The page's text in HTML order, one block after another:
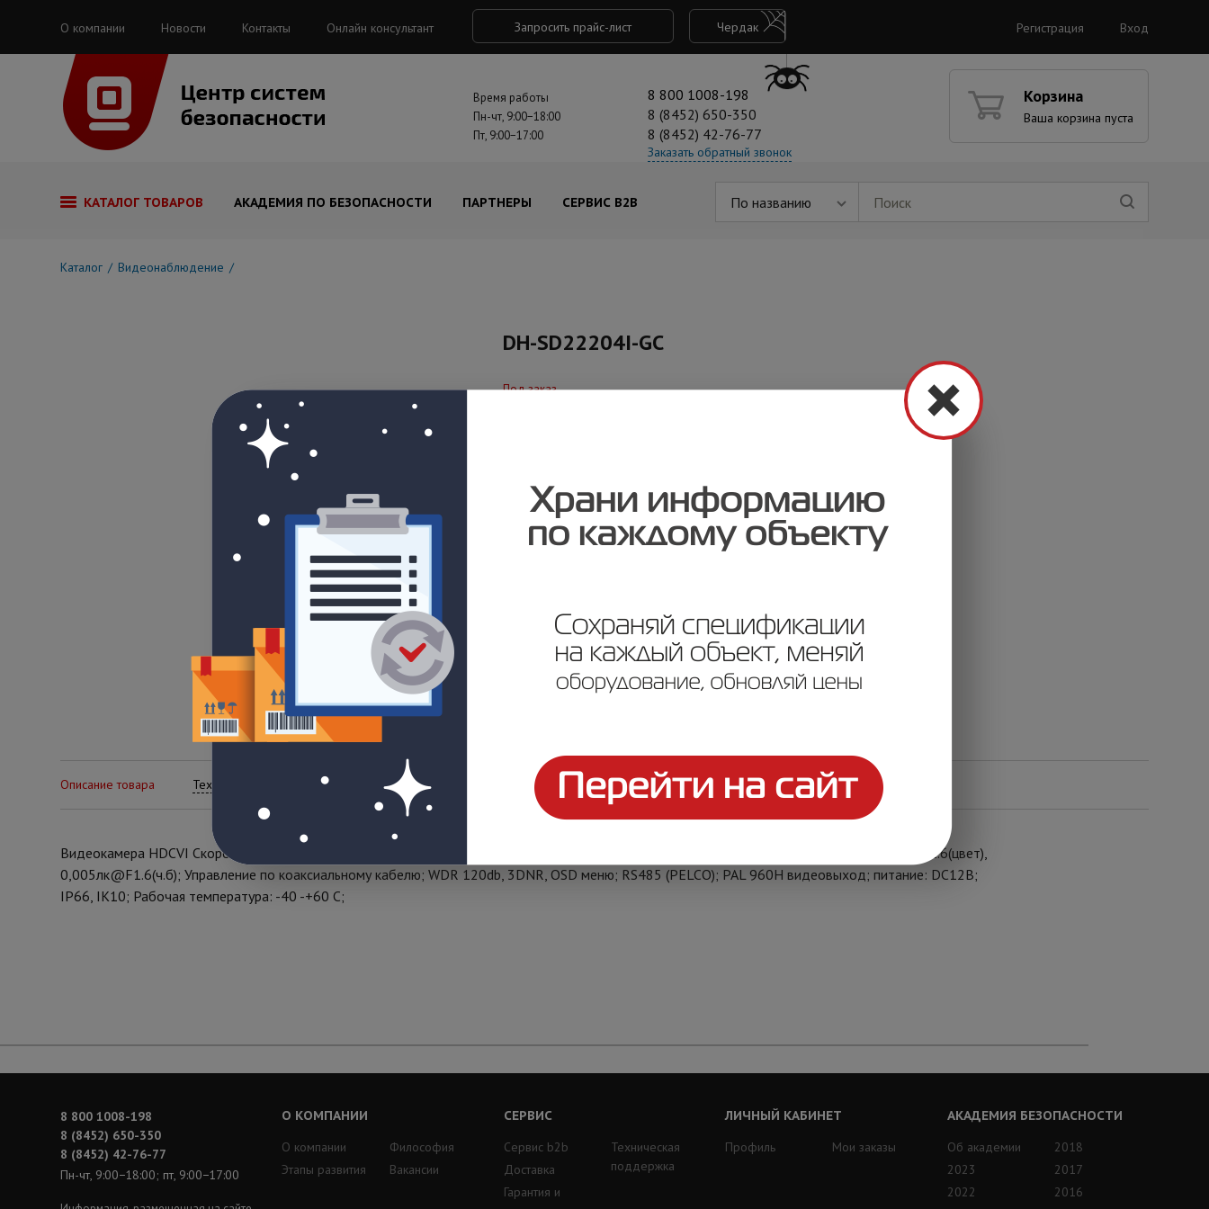
О компании Новости Контакты Онлайн консультант Запросить прайс-лист Чердак Регистрация Вход
Время работы
Пн-чт, 9:00−18:00
Пт, 9:00−17:00
8 800 1008-198
8 (8452) 650-350
8 (8452) 42-76-77
Заказать обратный звонок
Корзина
Ваша корзина пуста
КАТАЛОГ ТОВАРОВ АКАДЕМИЯ ПО БЕЗОПАСНОСТИ ПАРТНЕРЫ СЕРВИС B2B По названию
Каталог Видеонаблюдение
DH-SD22204I-GC
Под заказ
Описание товара Технические характеристики Сертификаты и паспорта
Видеокамера HDCVI Скоростная купольная поворотная 1080P; 1/2.7" 2Mп CMOS; 4-х кратный оптический зум; чувствительность: 0.05лк/F1.6(цвет),
0,005лк@F1.6(ч.б); Управление по коаксиальному кабелю; WDR 120db, 3DNR, OSD меню; RS485 (PELCO); PAL 960H видеовыход; питание: DC12В;
IP66, IK10; Рабочая температура: -40 -+60 С;
8 800 1008-198
8 (8452) 650-350
8 (8452) 42-76-77
Пн-чт, 9:00−18:00; пт, 9:00−17:00
О КОМПАНИИ
О компании
Этапы развития
Философия
Вакансии
СЕРВИС
Сервис b2b
Доставка
Гарантия и
Техническая
поддержка
ЛИЧНЫЙ КАБИНЕТ
Профиль
Мои заказы
АКАДЕМИЯ БЕЗОПАСНОСТИ
Об академии
2023
2022
2018
2017
2016